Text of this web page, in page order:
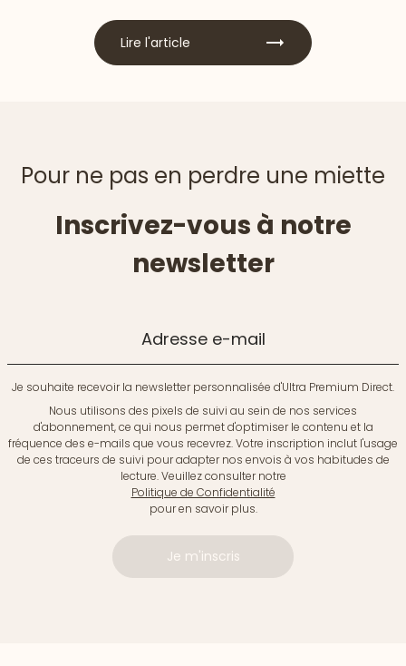
Lire l'article
Pour ne pas en perdre une miette
Inscrivez-vous à notre
newsletter
Adresse e-mail
Je souhaite recevoir la newsletter personnalisée d'Ultra Premium Direct.
Nous utilisons des pixels de suivi au sein de nos services
d'abonnement, ce qui nous permet d'optimiser le contenu et la
fréquence des e-mails que vous recevrez. Votre inscription inclut l'usage
de ces traceurs de suivi pour adapter nos envois à vos habitudes de
lecture. Veuillez consulter notre
Politique de Confidentialité
pour en savoir plus.
Je m'inscris